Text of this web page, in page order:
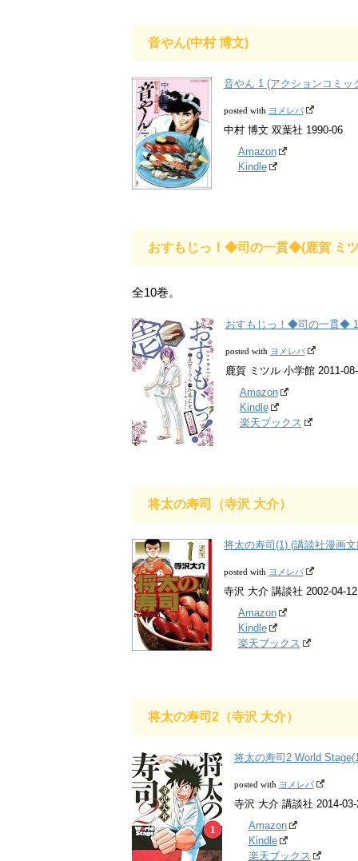
音やん(中村 博文)
音やん 1 (アクションコミッ
posted with ヨメレバ
中村 博文 双葉社 1990-06
Amazon
Kindle
おすもじっ！◆司の一貫◆(鹿賀 ミ
全10巻。
おすもじっ！◆司の一貫◆
posted with ヨメレバ
鹿賀 ミツル 小学館 2011-
Amazon
Kindle
楽天ブックス
将太の寿司（寺沢 大介）
将太の寿司(1) (講談社漫画文
posted with ヨメレバ
寺沢 大介 講談社 2002-04-12
Amazon
Kindle
楽天ブックス
将太の寿司2（寺沢 大介）
将太の寿司2 World
posted with ヨメレバ
寺沢 大介 講談社 2014-03-
Amazon
Kindle
楽天ブックス